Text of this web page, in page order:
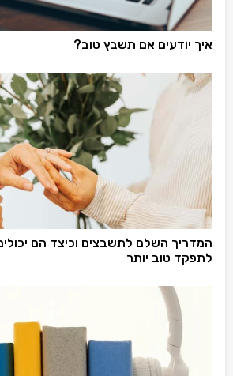
איך יודעים אם תשבץ טוב?
המדריך השלם לתשבצים וכיצד הם
לתפקד טוב יותר